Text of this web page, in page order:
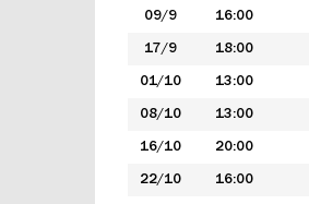
09/9 16:00
17/9 18:00
01/10 13:00
08/10 13:00
16/10 20:00
22/10 16:00